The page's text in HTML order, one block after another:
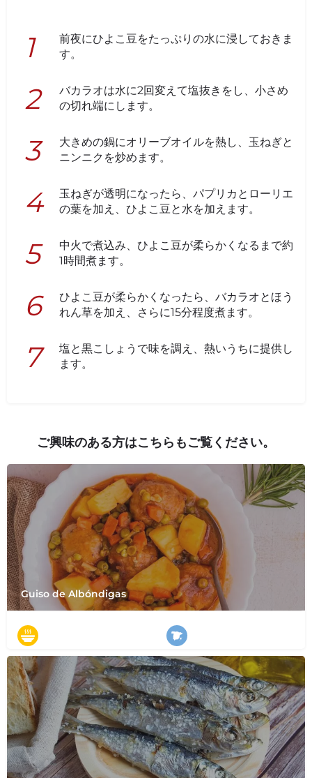
前夜にひよこ豆をたっぷりの水に浸しておきま
す。
バカラオは水に2回変えて塩抜きをし、小さめ
の切れ端にします。
大きめの鍋にオリーブオイルを熱し、玉ねぎと
ニンニクを炒めます。
玉ねぎが透明になったら、パプリカとローリエ
の葉を加え、ひよこ豆と水を加えます。
中火で煮込み、ひよこ豆が柔らかくなるまで約
1時間煮ます。
ひよこ豆が柔らかくなったら、バカラオとほう
れん草を加え、さらに15分程度煮ます。
塩と黒こしょうで味を調え、熱いうちに提供し
ます。
ご興味のある方はこちらもご覧ください。
Guiso de Albóndigas
スープ 全国